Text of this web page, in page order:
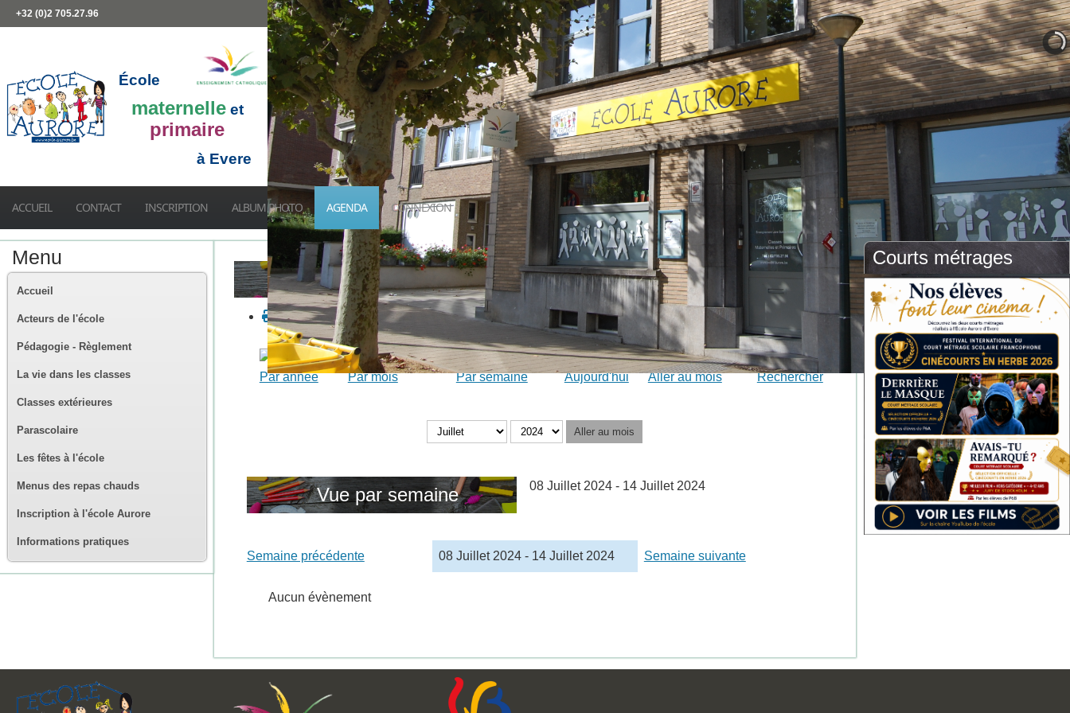
+32 (0)2 705.27.96
École
maternelle et
primaire
à Evere
ACCUEIL CONTACT INSCRIPTION ALBUM PHOTO AGENDA CONNEXION
Menu
Accueil
Acteurs de l'école
Pédagogie - Règlement
La vie dans les classes
Classes extérieures
Parascolaire
Les fêtes à l'école
Menus des repas chauds
Inscription à l'école Aurore
Informations pratiques
Calendrier
Par année Par mois Par semaine Aujourd'hui Aller au mois Rechercher
Aller au mois
Vue par semaine 08 Juillet 2024 - 14 Juillet 2024
Semaine précédente 08 Juillet 2024 - 14 Juillet 2024 Semaine suivante
Aucun évènement
Courts métrages